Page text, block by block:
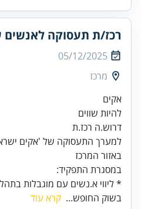
רכז/ת תעסוקה לאנשים
05/12/2025
מרכז
להיות שווים
באזור המרכז
במסגרת התפקיד:
* ליווי א.נשים עם מוגבלות
בשוק החופש... קרא עוד